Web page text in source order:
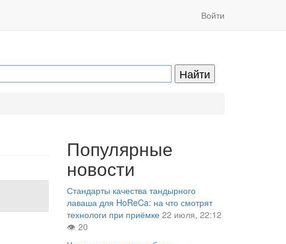
Войти
Популярные
новости
Стандарты качества тандырного
лаваша для HoReCa: на что смотрят
технологи при приёмке 22 июля, 22:12
20